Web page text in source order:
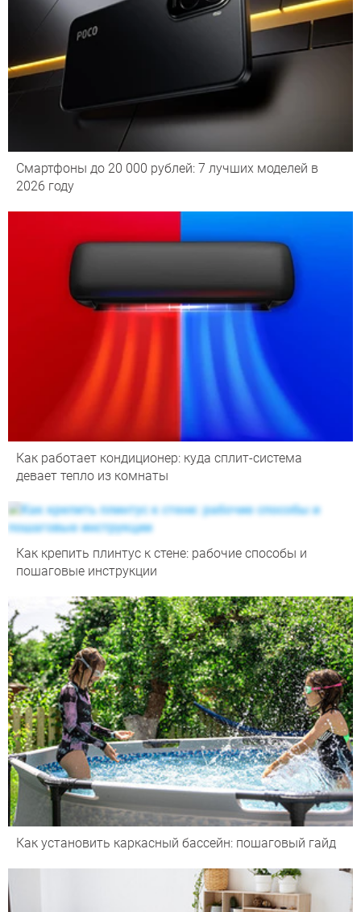
Смартфоны до 20 000 рублей: 7 лучших моделей в
2026 году
Как работает кондиционер: куда сплит-система
девает тепло из комнаты
Как крепить плинтус к стене: рабочие способы и
пошаговые инструкции
Как установить каркасный бассейн: пошаговый гайд